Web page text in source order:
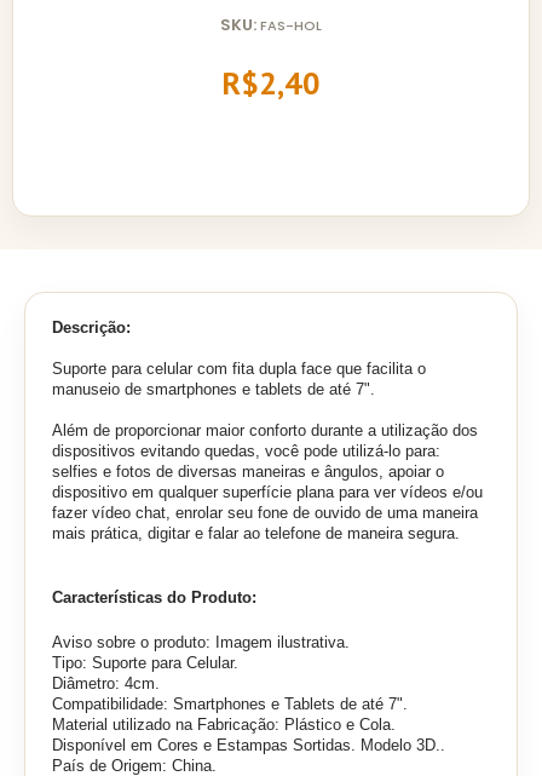
SKU:FAS-HOL
R$2,40
Descrição:
Suporte para celular com fita dupla face que facilita o
manuseio de smartphones e tablets de até 7".
Além de proporcionar maior conforto durante a utilização dos
dispositivos evitando quedas, você pode utilizá-lo para:
selfies e fotos de diversas maneiras e ângulos, apoiar o
dispositivo em qualquer superfície plana para ver vídeos e/ou
fazer vídeo chat, enrolar seu fone de ouvido de uma maneira
mais prática, digitar e falar ao telefone de maneira segura.
Características do Produto:
Aviso sobre o produto: Imagem ilustrativa.
Tipo: Suporte para Celular.
Diâmetro: 4cm.
Compatibilidade: Smartphones e Tablets de até 7".
Material utilizado na Fabricação: Plástico e Cola.
Disponível em Cores e Estampas Sortidas. Modelo 3D..
País de Origem: China.